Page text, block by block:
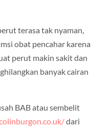
terasa tak nyaman,
obat pencahar karena
perut makin sakit dan
banyak cairan
BAB atau sembelit
dari